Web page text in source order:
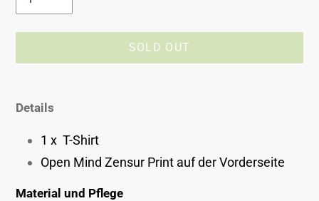
SOLD OUT
wird
Warenkorb
hinzugefügt
Details
1 x T-Shirt
Open Mind Zensur Print auf der Vorderseite
Material und Pflege